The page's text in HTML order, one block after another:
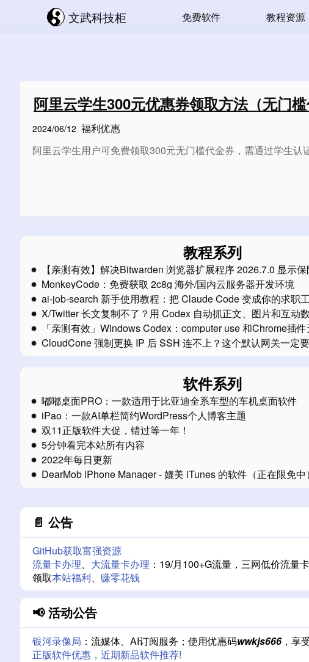
文武科技柜 免费软件 教程资源
阿里云学生300元优惠券领取方法（无门槛
2024/06/12 福利优惠
阿里云学生用户可免费领取300元无门槛代金券，需通过学生
教程系列
【亲测有效】解决Bitwarden 浏览器扩展程序 2026.7.0 显示
MonkeyCode：免费获取 2c8g 海外/国内云服务器开发环境
ai-job-search 新手使用教程：把 Claude Code 变成你的求职
X/Twitter 长文复制不了？用 Codex 自动抓正文、图片和互动
Markdown
「亲测有效」Windows Codex：computer use 和Chrome插
方案
CloudCone 强制更换 IP 后 SSH 连不上？这个默认网关一定
软件系列
嘟嘟桌面PRO：一款适用于比亚迪全系车型的车机桌面软件
iPao：一款AI单栏简约WordPress个人博客主题
双11正版软件大促，错过等一年！
5分钟看完本站所有内容
2022年每日更新
DearMob iPhone Manager - 媲美 iTunes 的软件（正在限免中）
📄 公告
GitHub获取富强资源
流量卡办理、 大流量卡办理 ：19/月100+G流量，三网低价流量
领取本站福利、 赚零花钱
📢 活动公告
银河录像局 ：流媒体、AI订阅服务；使用优惠码wwkjs666，享
正版软件优惠，近期新品软件推荐!